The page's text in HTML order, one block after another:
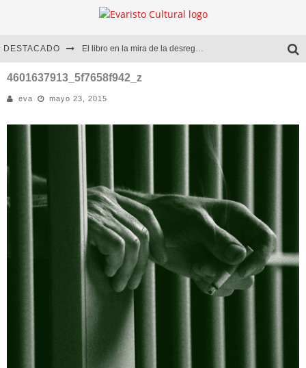
DESTACADO El libro en la mira de la desregulación
Marcelo Rubio | El llovedor
Diego Meret | Hotel Acapulco
Alejandra Correa | La nieve
4601637913_5f7658f942_z
eva mayo 23, 2015